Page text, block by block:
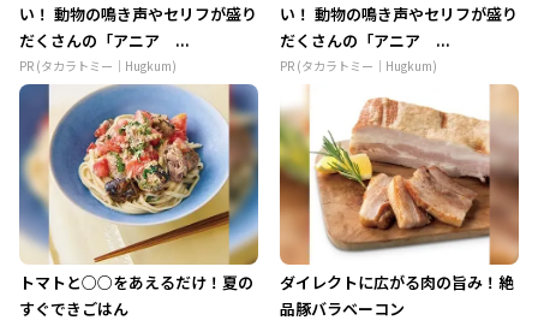
い！ 動物の鳴き声やセリフが盛り
だくさんの「アニア ...
PR (タカラトミー｜Hugkum)
い！ 動物の鳴き声やセリフが盛り
だくさんの「アニア ...
PR (タカラトミー｜Hugkum)
トマトと○○をあえるだけ！夏の
すぐできごはん
ダイレクトに広がる肉の旨み！絶
品豚バラベーコン